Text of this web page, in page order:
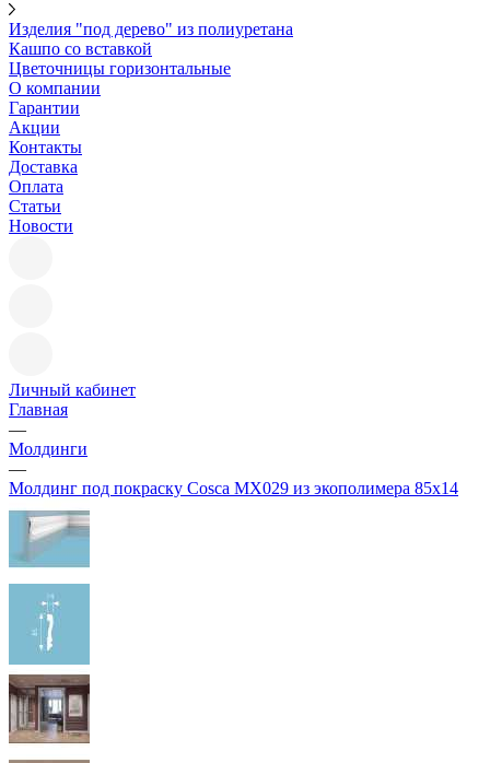
Изделия "под дерево" из полиуретана
Кашпо со вставкой
Цветочницы горизонтальные
О компании
Гарантии
Акции
Контакты
Доставка
Оплата
Статьи
Новости
Личный кабинет
Главная
—
Молдинги
—
Молдинг под покраску Cosca MX029 из экополимера 85х14